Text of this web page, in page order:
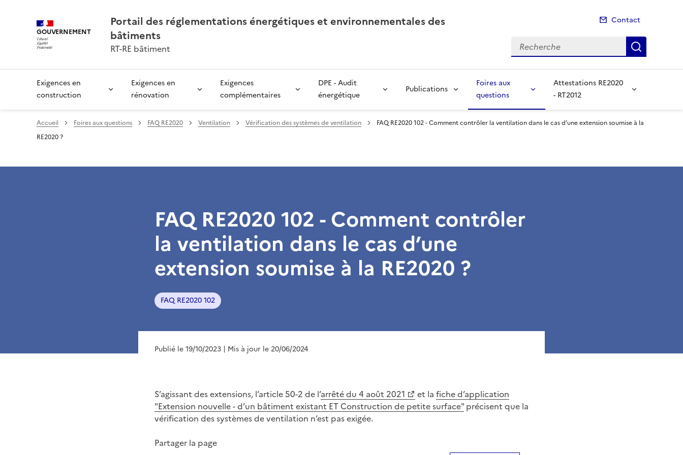
GOUVERNEMENT
Portail des réglementations énergétiques et environnementales des
bâtiments
RT-RE bâtiment
Contact
Recherche
Exigences en
construction
Exigences en
rénovation
Exigences
complémentaires
DPE - Audit
énergétique
Publications
Foires aux
questions
Attestations RE2020
- RT2012
Accueil Foires aux questions FAQ RE2020 Ventilation Vérification des systèmes de ventilation
FAQ RE2020 102 - Comment contrôler la ventilation dans le cas d’une extension soumise à la
RE2020 ?
FAQ RE2020 102 - Comment contrôler
la ventilation dans le cas d’une
extension soumise à la RE2020 ?
FAQ RE2020 102
Publié le 19/10/2023 | Mis à jour le 20/06/2024
S’agissant des extensions, l’article 50-2 de l’arrêté du 4 août 2021 et la fiche d’application
"Extension nouvelle - d’un bâtiment existant ET Construction de petite surface" précisent que la
vérification des systèmes de ventilation n’est pas exigée.
Partager la page